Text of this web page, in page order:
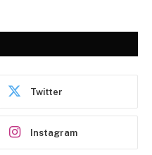
Twitter
Instagram